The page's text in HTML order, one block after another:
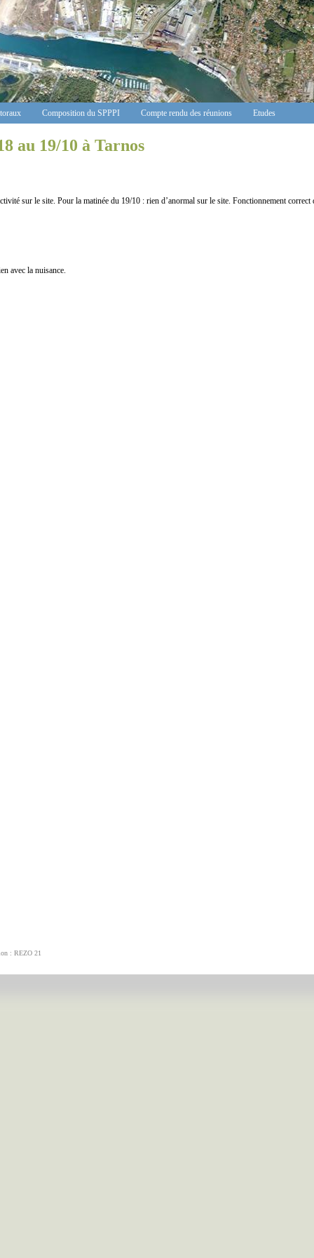
Composition du SPPPI Compte rendu des réunions Etudes
au 19/10 à Tarnos
sur le site. Pour la matinée du 19/10 : rien d’anormal sur le site. Fonctionnement correct
avec la nuisance.
: REZO 21